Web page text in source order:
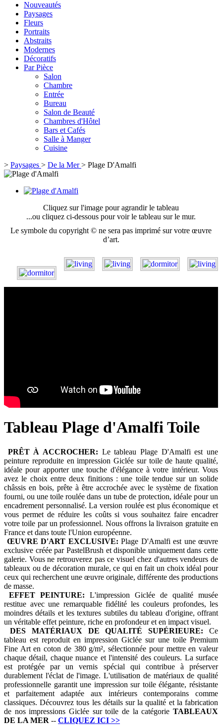
Nouveautés
Paysages
Fleurs
Portraits
Abstraits
Modernes
Décoratifs
Par Pièce
Salon
Chambre
Entrée
Bureau
Salon de Beauté
Chambres d'Hôtel
Bars et Cafés
Salle à Manger
Cuisine
> Paysages > De la Mer> Plage D'Amalfi
Cliquez sur l'image pour agrandir le tableau
...ou cliquez ci-dessous pour voir le tableau sur le mur.
Le symbole du copyright © ne sera pas imprimé sur votre œuvre
d’art.
Tableau Plage d'Amalfi Toile
PRÊT À ACCROCHER: Le tableau Plage D'Amalfi est une
peinture reproduite en impression Giclée sur toile de haute qualité,
idéale pour apporter une touche d'élégance à votre intérieur. Vous
avez le choix entre deux finitions : une toile tendue sur un solide
châssis en bois, prête à être accrochée avec le système de fixation
fourni, ou une toile roulée dans un tube de protection, idéale pour un
encadrement personnalisé. La version roulée est plus économique et
vous permet de réduire les coûts si vous souhaitez faire encadrer
votre toile par un professionnel. Nous offrons la livraison gratuite en
France et dans toute l'Union européenne.
ŒUVRE D'ART EXCLUSIVE: Plage D'Amalfi est une œuvre
exclusive créée par PastelBrush et disponible uniquement dans cette
galerie. Vous ne retrouverez pas ce visuel chez d'autres vendeurs de
tableaux ou de décoration murale, ce qui en fait un choix idéal pour
ceux qui recherchent une œuvre originale, différente des productions
de masse.
EFFET PEINTURE: L'impression Giclée de qualité musée
restitue avec une remarquable fidélité les couleurs profondes, les
moindres détails et les textures subtiles du tableau d'origine, offrant
un véritable effet peinture, riche en profondeur et en impact visuel.
DES MATÉRIAUX DE QUALITÉ SUPÉRIEURE: Ce
tableau est reproduit en impression Giclée sur une toile Premium
Fine Art en coton de 380 g/m², sélectionnée pour mettre en valeur
chaque détail, chaque nuance et l'intensité des couleurs. La surface
est protégée par un vernis spécial qui contribue à préserver
durablement l'éclat de l'image. L'utilisation de matériaux de qualité
professionnelle garantit une impression sur toile élégante, résistante
et parfaitement adaptée aux intérieurs contemporains comme
classiques. Découvrez tous les détails sur la qualité et la fabrication
de nos impressions Giclée sur toile de la catégorie TABLEAUX
DE LA MER -- CLIQUEZ ICI >>